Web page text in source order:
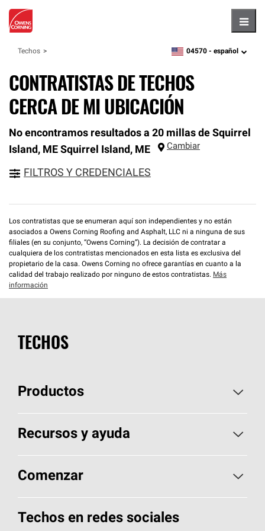
Techos zipcode, language
04570 - español
CONTRATISTAS DE TECHOS
CERCA DE MI UBICACIÓN
No encontramos resultados a 20 millas de Squirrel
Island, ME Squirrel Island, ME Cambiar
FILTROS Y CREDENCIALES
Los contratistas que se enumeran aquí son independientes y no están
asociados a Owens Corning Roofing and Asphalt, LLC ni a ninguna de sus
filiales (en su conjunto, “Owens Corning”). La decisión de contratar a
cualquiera de los contratistas mencionados en esta lista es exclusiva del
propietario de la casa. Owens Corning no ofrece garantías en cuanto a la
calidad del trabajo realizado por ninguno de estos contratistas. Más
información
TECHOS
Productos
Elija sus tejas
Encuentre un contratista
Componentes para techos
Recursos y ayuda
Aspectos básicos sobre techos
Herramientas de diseño y color
Comenzar
Llame al 1-800-GET-PINK®
Techos en redes sociales